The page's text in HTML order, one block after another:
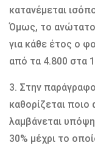
κατανέμεται
Όμως, το
για κάθε έτος ο
από τα 4.800 στα
3. Στην
καθορίζεται
λαμβάνεται
30% μέχρι το